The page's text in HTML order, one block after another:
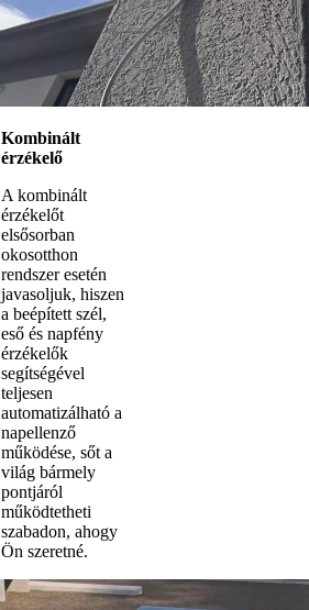
Kombinált
érzékelő
A kombinált
érzékelőt
elsősorban
okosotthon
rendszer esetén
javasoljuk, hiszen
a beépített szél,
eső és napfény
érzékelők
segítségével
teljesen
automatizálható a
napellenző
működése, sőt a
világ bármely
pontjáról
működtetheti
szabadon, ahogy
Ön szeretné.